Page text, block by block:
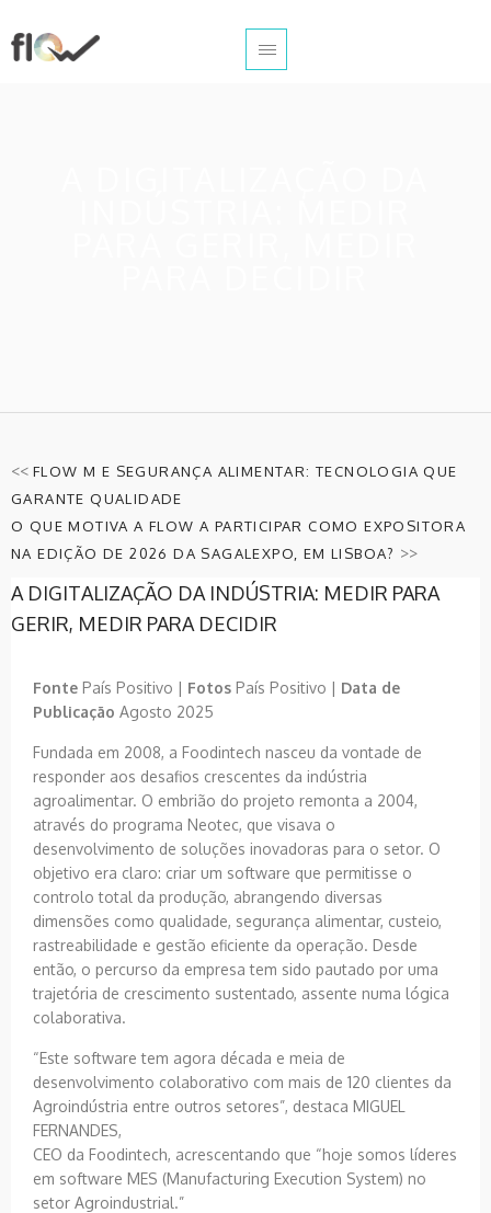
<< FLOW M E SEGURANÇA ALIMENTAR: TECNOLOGIA QUE
GARANTE QUALIDADE
O QUE MOTIVA A FLOW A PARTICIPAR COMO EXPOSITORA
NA EDIÇÃO DE 2026 DA SAGALEXPO, EM LISBOA? >>
A DIGITALIZAÇÃO DA INDÚSTRIA: MEDIR PARA
GERIR, MEDIR PARA DECIDIR
Fonte País Positivo | Fotos País Positivo | Data de
Publicação Agosto 2025
Fundada em 2008, a Foodintech nasceu da vontade de
responder aos desafios crescentes da indústria
agroalimentar. O embrião do projeto remonta a 2004,
através do programa Neotec, que visava o
desenvolvimento de soluções inovadoras para o setor. O
objetivo era claro: criar um software que permitisse o
controlo total da produção, abrangendo diversas
dimensões como qualidade, segurança alimentar, custeio,
rastreabilidade e gestão eficiente da operação. Desde
então, o percurso da empresa tem sido pautado por uma
trajetória de crescimento sustentado, assente numa lógica
colaborativa.
“Este software tem agora década e meia de
desenvolvimento colaborativo com mais de 120 clientes da
Agroindústria entre outros setores”, destaca MIGUEL
FERNANDES,
CEO da Foodintech, acrescentando que “hoje somos líderes
em software MES (Manufacturing Execution System) no
setor Agroindustrial.”